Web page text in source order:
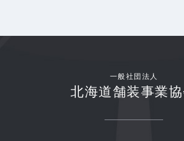
一般社団法人
北海道舗装事業